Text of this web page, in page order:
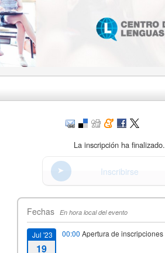
La inscripción ha finalizado.
Inscribirse
Fechas En hora local del evento
Jul '23
19
00:00 Apertura de inscripciones